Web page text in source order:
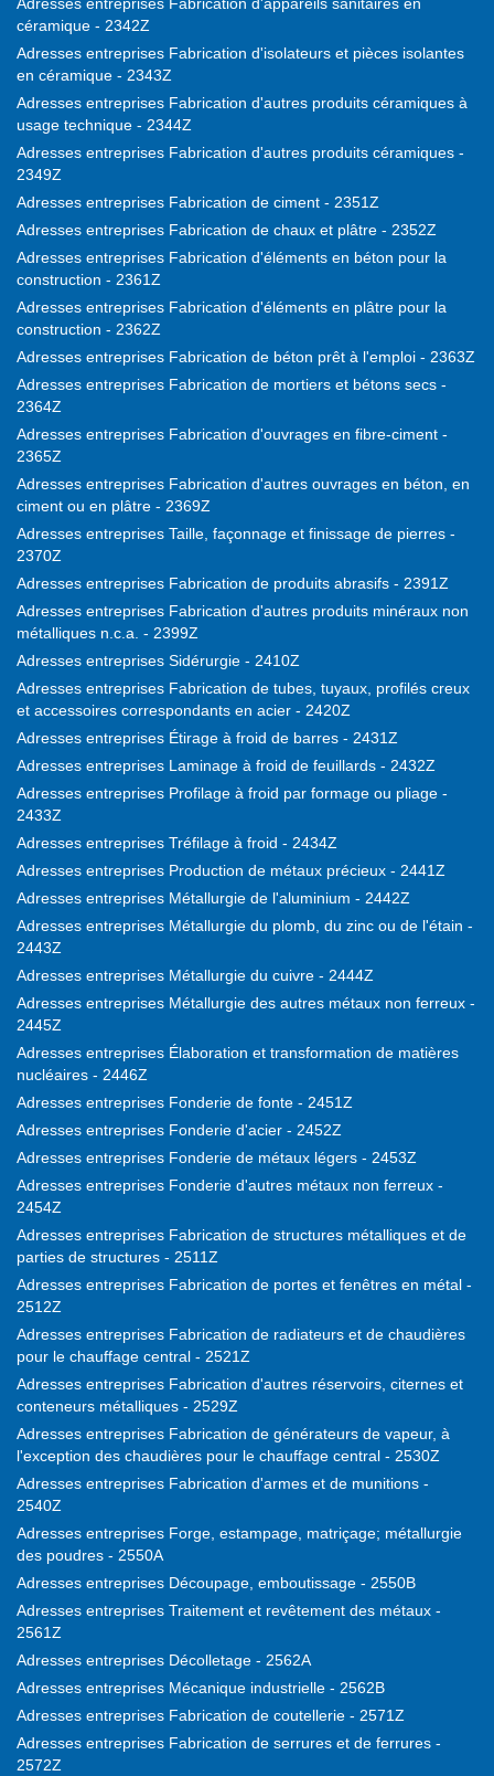
céramique - 2342Z
Adresses entreprises Fabrication d'isolateurs et pièces isolantes
en céramique - 2343Z
Adresses entreprises Fabrication d'autres produits céramiques à
usage technique - 2344Z
Adresses entreprises Fabrication d'autres produits céramiques -
2349Z
Adresses entreprises Fabrication de ciment - 2351Z
Adresses entreprises Fabrication de chaux et plâtre - 2352Z
Adresses entreprises Fabrication d'éléments en béton pour la
construction - 2361Z
Adresses entreprises Fabrication d'éléments en plâtre pour la
construction - 2362Z
Adresses entreprises Fabrication de béton prêt à l'emploi - 2363Z
Adresses entreprises Fabrication de mortiers et bétons secs -
2364Z
Adresses entreprises Fabrication d'ouvrages en fibre-ciment -
2365Z
Adresses entreprises Fabrication d'autres ouvrages en béton, en
ciment ou en plâtre - 2369Z
Adresses entreprises Taille, façonnage et finissage de pierres -
2370Z
Adresses entreprises Fabrication de produits abrasifs - 2391Z
Adresses entreprises Fabrication d'autres produits minéraux non
métalliques n.c.a. - 2399Z
Adresses entreprises Sidérurgie - 2410Z
Adresses entreprises Fabrication de tubes, tuyaux, profilés creux
et accessoires correspondants en acier - 2420Z
Adresses entreprises Étirage à froid de barres - 2431Z
Adresses entreprises Laminage à froid de feuillards - 2432Z
Adresses entreprises Profilage à froid par formage ou pliage -
2433Z
Adresses entreprises Tréfilage à froid - 2434Z
Adresses entreprises Production de métaux précieux - 2441Z
Adresses entreprises Métallurgie de l'aluminium - 2442Z
Adresses entreprises Métallurgie du plomb, du zinc ou de l'étain -
2443Z
Adresses entreprises Métallurgie du cuivre - 2444Z
Adresses entreprises Métallurgie des autres métaux non ferreux -
2445Z
Adresses entreprises Élaboration et transformation de matières
nucléaires - 2446Z
Adresses entreprises Fonderie de fonte - 2451Z
Adresses entreprises Fonderie d'acier - 2452Z
Adresses entreprises Fonderie de métaux légers - 2453Z
Adresses entreprises Fonderie d'autres métaux non ferreux -
2454Z
Adresses entreprises Fabrication de structures métalliques et de
parties de structures - 2511Z
Adresses entreprises Fabrication de portes et fenêtres en métal -
2512Z
Adresses entreprises Fabrication de radiateurs et de chaudières
pour le chauffage central - 2521Z
Adresses entreprises Fabrication d'autres réservoirs, citernes et
conteneurs métalliques - 2529Z
Adresses entreprises Fabrication de générateurs de vapeur, à
l'exception des chaudières pour le chauffage central - 2530Z
Adresses entreprises Fabrication d'armes et de munitions -
2540Z
Adresses entreprises Forge, estampage, matriçage; métallurgie
des poudres - 2550A
Adresses entreprises Découpage, emboutissage - 2550B
Adresses entreprises Traitement et revêtement des métaux -
2561Z
Adresses entreprises Décolletage - 2562A
Adresses entreprises Mécanique industrielle - 2562B
Adresses entreprises Fabrication de coutellerie - 2571Z
Adresses entreprises Fabrication de serrures et de ferrures -
2572Z